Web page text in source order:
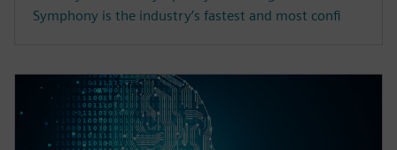
Symphony is the industry’s fastest and most confi